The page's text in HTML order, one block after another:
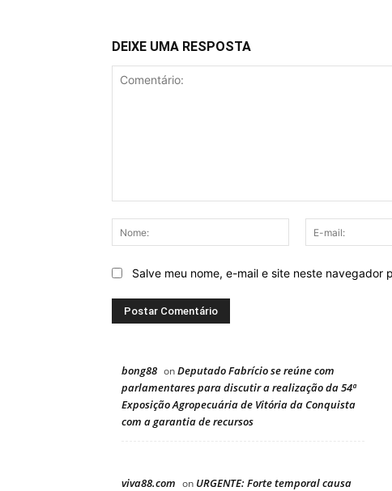
DEIXE UMA RESPOSTA
Nome:
Salve meu nome, e-mail e site neste navegador
bong88 onDeputado Fabrício se reúne com
parlamentares para discutir a realização da 54ª
Exposição Agropecuária de Vitória da Conquista
com a garantia de recursos
viva88.com on URGENTE: Forte temporal causa